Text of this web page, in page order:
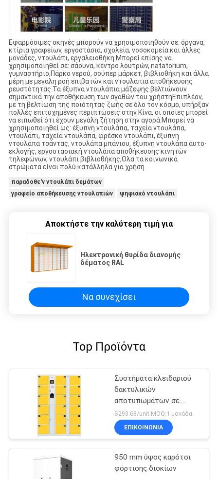
Εφαρμόσιμες σκηνές μπορούν να χρησιμοποιηθούν σε: όργανα,
κτίρια γραφείων, εργοστάσια, σχολεία, νοσοκομεία και άλλες
μονάδες, ντουλάπι, εργαλειοθήκη.Μπορεί επίσης να
χρησιμοποιηθεί σε: σάουνα, κέντρο λουτρών, natatorium,
γυμναστήριο,Πάρκο νερού, σούπερ μάρκετ, βιβλιοθήκη και άλλα
μέρη με μεγάλη ροή επιβατών και ντουλάπια αποθήκευσης
ρευστότητας.Τα έξυπνα ντουλάπια μάζεψης βελτιώνουν
σημαντικά την αποθήκευση των αγαθών του χρήστηΕπιπλέον,
με τη βελτίωση της ποιότητας ζωής σε όλο τον κόσμο, υπήρξαν
πολλές επιτυχημένες περιπτώσεις στην Κίνα, οι οποίες μπορεί
να ειπωθεί ότι έχουν μεγάλη ζήτηση στην αγορά.Μπορεί να
χρησιμοποιηθεί ως: έξυπνη ντουλάπα, ταχεία ντουλάπα,
ντουλάπι, ταχεία ντουλάπα, φρέσκο ντουλάπι, έξυπνη
ντουλάπα τσάντας, ντουλάπα μπάνιου, έξυπνη ντουλάπα αυτο-
εκλογής, εργοστασιακή ντουλάπα αποθήκευσης κινητών
τηλεφώνων, ντουλάπι βιβλιοθήκης,Όλα τα κοινωνικά
στρώματα είναι πολύ κατάλληλα για χρήση..
παραδοθε'ν ντουλάπι δεμάτων
γραφείο αποθήκευσης ντουλαπιών
ψηφιακό ντουλάπι
Αποκτήστε την καλύτερη τιμή για
Ηλεκτρονική θυρίδα διανομής
δέματος RAL
Να συνεχίσει
Top Προϊόντα
Συστήματα κλειδαριού
δακτυλικών
αποτυπωμάτων σε
σούπερ μάρκετ
$293.68/unit MOQ:1 μονάδα
ΕΠΙΚΟΙΝΩΝΊΑ
950 mm ύψος καρότσι
φόρτισης δισκίων